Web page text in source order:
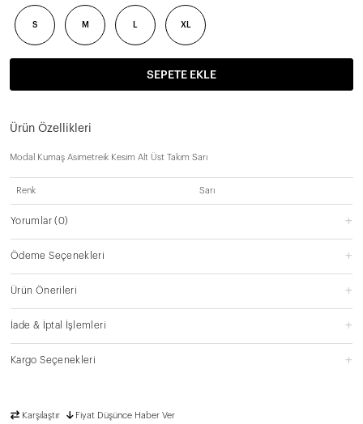
S M L XL
SEPETE EKLE
Ürün Özellikleri
Modal Kumaş Asimetreik Kesim Alt Üst Takım Sarı
Renk Sarı
Yorumlar(0)
Ödeme Seçenekleri
Ürün Önerileri
İade & İptal İşlemleri
Kargo Seçenekleri
Karşılaştır Fiyat Düşünce Haber Ver